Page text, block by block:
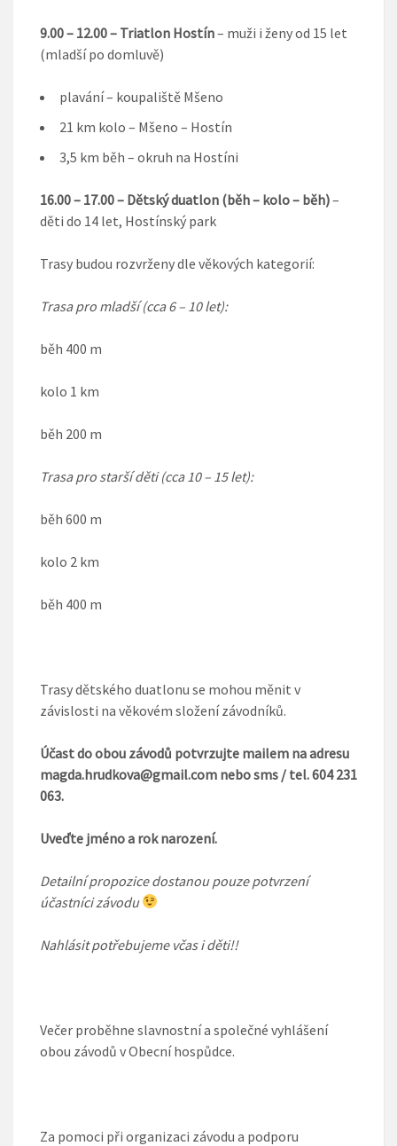
9.00 – 12.00 – Triatlon Hostín– muži i ženy od 15 let
(mladší po domluvě)
plavání – koupaliště Mšeno
21 km kolo – Mšeno – Hostín
3,5 km běh – okruh na Hostíni
16.00 – 17.00 – Dětský duatlon (běh – kolo – běh)–
děti do 14 let, Hostínský park
Trasy budou rozvrženy dle věkových kategorií:
Trasa pro mladší (cca 6 – 10 let):
běh 400 m
kolo 1 km
běh 200 m
Trasa pro starší děti (cca 10 – 15 let):
běh 600 m
kolo 2 km
běh 400 m
Trasy dětského duatlonu se mohou měnit v
závislosti na věkovém složení závodníků.
Účast do obou závodů potvrzujte mailem na adresu
magda.hrudkova@gmail.com nebo sms / tel. 604 231
063.
Uveďte jméno a rok narození.
Detailní propozice dostanou pouze potvrzení
účastníci závodu
Nahlásit potřebujeme včas i děti!!
Večer proběhne slavnostní a společné vyhlášení
obou závodů v Obecní hospůdce.
Za pomoci při organizaci závodu a podporu